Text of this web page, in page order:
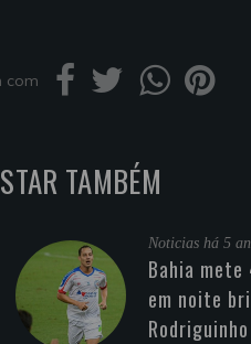
com
TAMBÉM
Noticias há 5
Bahia mete
em noite
Rodriguinho